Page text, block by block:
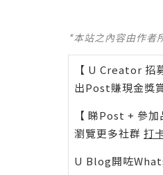
*本站之內容由作者
【 U Creator 招
出Post賺現金獎
【 睇Post + 參加
瀏覽更多社群 打
U Blog開咗